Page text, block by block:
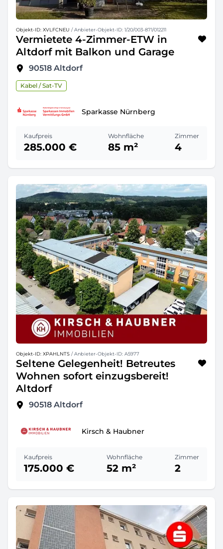
Objekt-ID: XVLFCNEU / Anbieter-Objekt-ID: 1/20/003-871/012211
Vermietete 4-Zimmer-ETW in
Altdorf mit Balkon und Garage
90518 Altdorf
Kabel / Sat-TV
Sparkasse Nürnberg
Kaufpreis
285.000 €
Wohnfläche
85 m²
Zimmer
4
Objekt-ID: XPAHLNTS / Anbieter-Objekt-ID: A5977
Seltene Gelegenheit! Betreutes
Wohnen sofort einzugsbereit!
Altdorf
90518 Altdorf
Kirsch & Haubner
Kaufpreis
175.000 €
Wohnfläche
52 m²
Zimmer
2